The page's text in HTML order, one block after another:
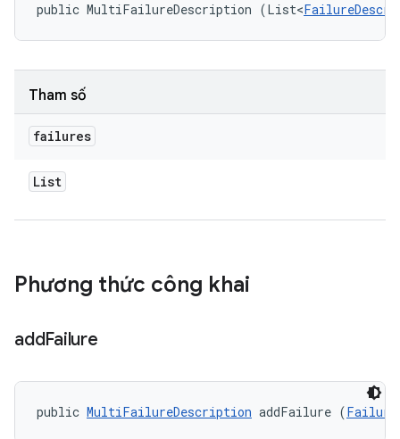
public MultiFailureDescription (List<
Tham số
failures
List
Phương thức công khai
addFailure
public MultiFailureDescription addFailure (